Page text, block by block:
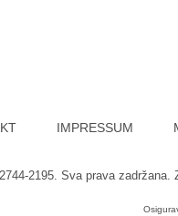
IMPRESSUM
2195. Sva prava